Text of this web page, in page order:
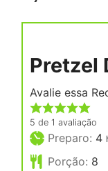
Pretzel
Avalie essa
5 de 1 avaliação
Preparo: 4
Porção: 8